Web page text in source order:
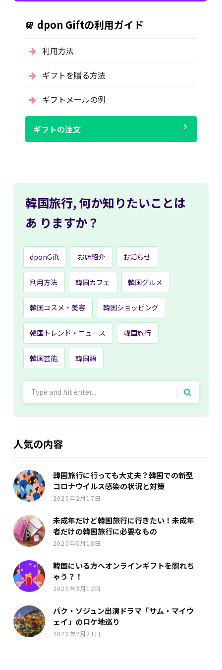
dpon Giftの利用ガイド
利用方法
ギフトを贈る方法
ギフトメールの例
ギフトの注文
韓国旅行, 何か知りたいことは
あ りますか？
dponGift お店紹介 お知らせ
利用方法 韓国カフェ 韓国グルメ
韓国コスメ・美容 韓国ショッピング
韓国トレンド・ニュース 韓国旅行
韓国芸能 韓国語
人気の内容
韓国旅行に行っても大丈夫？韓国での新型
コロナウイルス感染の状況と対策
2020年2月17日
未成年だけど韓国旅行に行きたい！未成年
者だけの韓国旅行に必要なもの
2020年5月18日
韓国にいる方へオンラインギフトを贈れち
ゃう？！
2020年3月12日
パク・ソジュン出演ドラマ「サム・マイウ
ェイ」のロケ地巡り
2020年2月21日